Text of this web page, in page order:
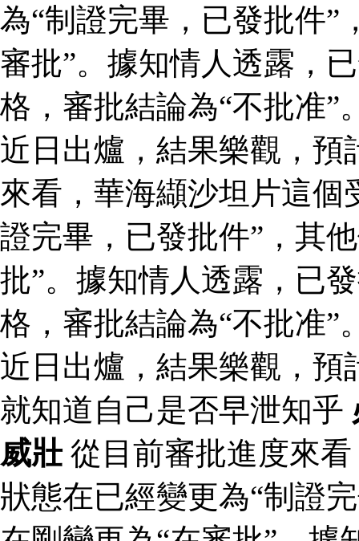
為“制證完畢，已發批件”
審批”。據知情人透露，
格，審批結論為“不批准”
近日出爐，結果樂觀，預
來看，華海纈沙坦片這個
證完畢，已發批件”，其
批”。據知情人透露，已
格，審批結論為“不批准”
近日出爐，結果樂觀，
就知道自己是否早泄知乎
威壯從目前審批進度來
狀態在已經變更為“制證